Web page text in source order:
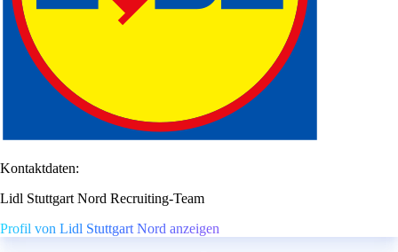
Kontaktdaten:
Lidl Stuttgart Nord Recruiting-Team
Profil von Lidl Stuttgart Nord anzeigen